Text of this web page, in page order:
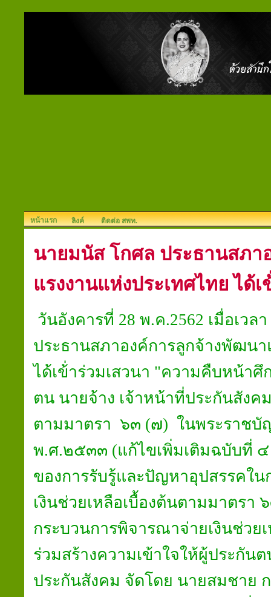
หน้าแรก ลิงค์ ติดต่อ สพท.
นาย​มนัส​ โกศล​ ประธาน​สภ
แรงงาน​แห่ง​ประเทศไทย​ ได้
วันอังคาร​ที่​ 28​ พ.ค.2562​ เมื่อเวล
ประธาน​สภา​องค์การ​ลูกจ้าง​พัฒนา​
ได้เข้่าร่วมเสวนา​ "ความคืบหน้า​ศึ
ตน​ นายจ้าง​ เจ้าหน้าที่​ประกันสังค
ตาม​มาตรา​ ๖๓​ (๗) ในพระราช
พ.ศ.๒๕๓๓​ (แก้ไข​เพิ่มเติม​ฉบับ​ที่​
ของการรับรู้​และ​ปัญหา​อุปสรรค​ใน
เงินช่วยเหลือ​เบื้องต้น​ตาม​มาตรา​
กระบวนการ​พิจารณา​จ่ายเงินช่วย
ร่วม​สร้างความเข้าใจ​ให้​ผู้ประกัน
ประกันสังคม​ จัดโดย​ นายสมชาย​